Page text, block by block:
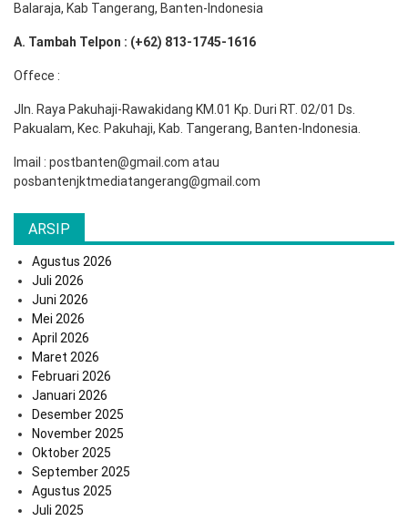
Balaraja, Kab Tangerang, Banten-Indonesia
A. Tambah Telpon : (+62) 813-1745-1616
Offece :
Jln. Raya Pakuhaji-Rawakidang KM.01 Kp. Duri RT. 02/01 Ds.
Pakualam, Kec. Pakuhaji, Kab. Tangerang, Banten-Indonesia.
Imail : postbanten@gmail.com atau
posbantenjktmediatangerang@gmail.com
ARSIP
Agustus 2026
Juli 2026
Juni 2026
Mei 2026
April 2026
Maret 2026
Februari 2026
Januari 2026
Desember 2025
November 2025
Oktober 2025
September 2025
Agustus 2025
Juli 2025